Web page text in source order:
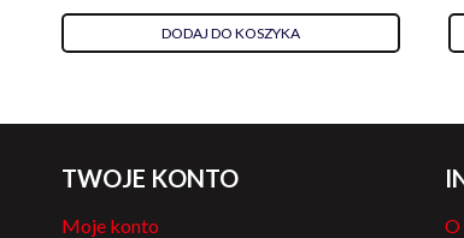
DODAJ DO KOSZYKA
TWOJE KONTO
Moje konto
O